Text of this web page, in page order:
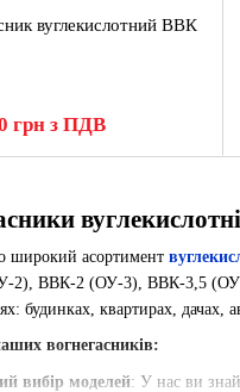
широкий асортимент
2), ВВК-2 (ОУ-3), ВВК-3,5 (ОУ-
будинках, квартирах, дачах,
вогнегасників:
вибір моделей: У нас ви
вуглекислотний ВВК
грн з ПДВ